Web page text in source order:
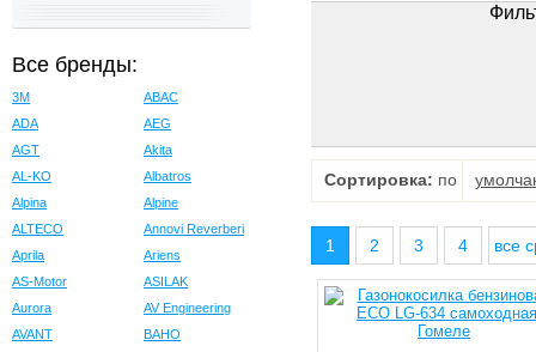
Все бренды:
3M
ABAC
ADA
AEG
AGT
Akita
AL-KO
Albatros
Alpina
Alpine
ALTECO
Annovi Reverberi
Aprila
Ariens
AS-Motor
ASILAK
Aurora
AV Engineering
AVANT
BAHO
Сортировка: по
1 2 3 4 все